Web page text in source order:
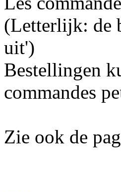
(Letterlijk: de
uit')
Bestellingen
commandes
Zie ook de